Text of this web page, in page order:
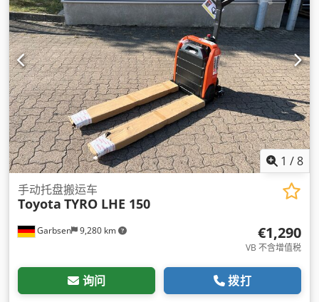
1 /8
Garbsen 9,280 km
手动托盘搬运车
Toyota TYRO LHE 150
€1,290
VB 不含增值税
询问 拨打